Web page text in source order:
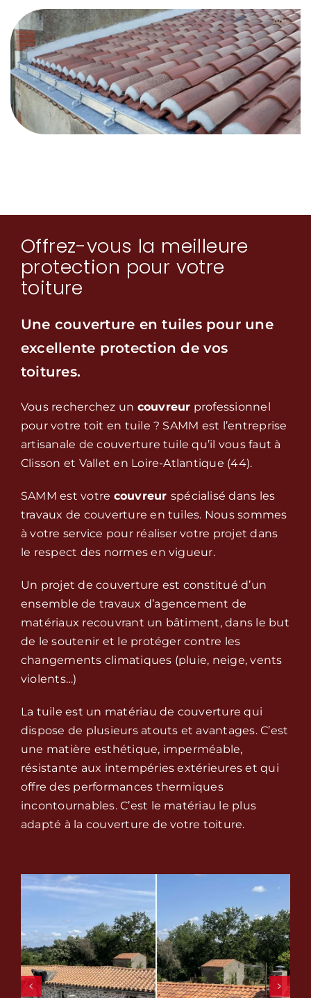
Offrez-vous la meilleure
protection pour votre
toiture
Une couverture en tuiles pour une
excellente protection de vos
toitures.
Vous recherchez un couvreur professionnel
pour votre toit en tuile ? SAMM est l’entreprise
artisanale de couverture tuile qu’il vous faut à
Clisson et Vallet en Loire-Atlantique (44).
SAMM est votre couvreur spécialisé dans les
travaux de couverture en tuiles. Nous sommes
à votre service pour réaliser votre projet dans
le respect des normes en vigueur.
Un projet de couverture est constitué d’un
ensemble de travaux d’agencement de
matériaux recouvrant un bâtiment, dans le but
de le soutenir et le protéger contre les
changements climatiques (pluie, neige, vents
violents…)
La tuile est un matériau de couverture qui
dispose de plusieurs atouts et avantages. C’est
une matière esthétique, imperméable,
résistante aux intempéries extérieures et qui
offre des performances thermiques
incontournables. C’est le matériau le plus
adapté à la couverture de votre toiture.